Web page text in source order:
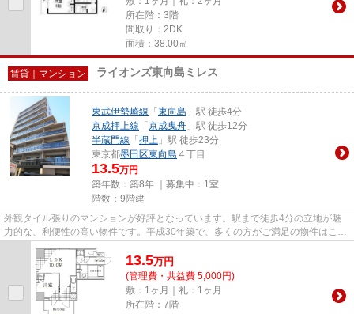
所在階：3階
間取り：2DK
面積：38.00㎡
賃貸｜マンション ライオンズ東向島ミレス
東武伊勢崎線 「 東向島 」駅 徒歩4分
京成押上線 「 京成曳舟 」駅 徒歩12分
半蔵門線 「 押上 」駅 徒歩23分
東京都墨田区東向島 ４丁目
13.5万円
築年数：築8年 ｜募集中： 1室
階数：9階建
外観タイル張りのマンションが好評となっています。駅まで徒歩4分の立地が魅
力的な、利便性の高い物件です。平成30年築で、多くの方がご満足の物件はこち
13.5万円
(管理費・共益費 5,000円)
敷：1ヶ月｜礼：1ヶ月
所在階：7階